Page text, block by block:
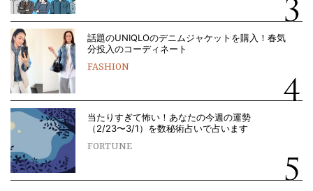
話題のUNIQLOのデニムジャケットを購入！春気
分投入のコーディネート
FASHION
当たりすぎて怖い！あなたの今週の運勢
（2/23〜3/1）を数秘術占いで占います
FORTUNE